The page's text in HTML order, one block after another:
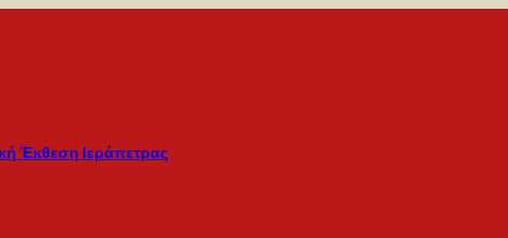
Έκθεση Ιεράπετρας